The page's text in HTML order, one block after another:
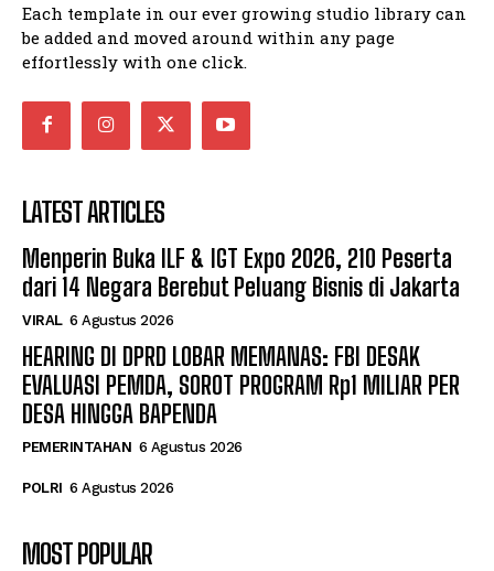
Each template in our ever growing studio library can
be added and moved around within any page
effortlessly with one click.
LATEST ARTICLES
Menperin Buka ILF & IGT Expo 2026, 210 Peserta
dari 14 Negara Berebut Peluang Bisnis di Jakarta
VIRAL 6 Agustus 2026
HEARING DI DPRD LOBAR MEMANAS: FBI DESAK
EVALUASI PEMDA, SOROT PROGRAM Rp1 MILIAR PER
DESA HINGGA BAPENDA
PEMERINTAHAN 6 Agustus 2026
POLRI 6 Agustus 2026
MOST POPULAR